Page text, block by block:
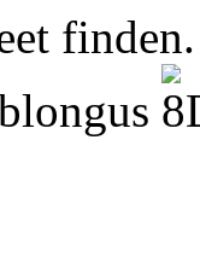
finden.